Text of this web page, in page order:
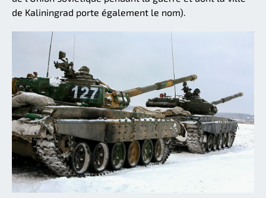
de Kaliningrad porte également le nom).